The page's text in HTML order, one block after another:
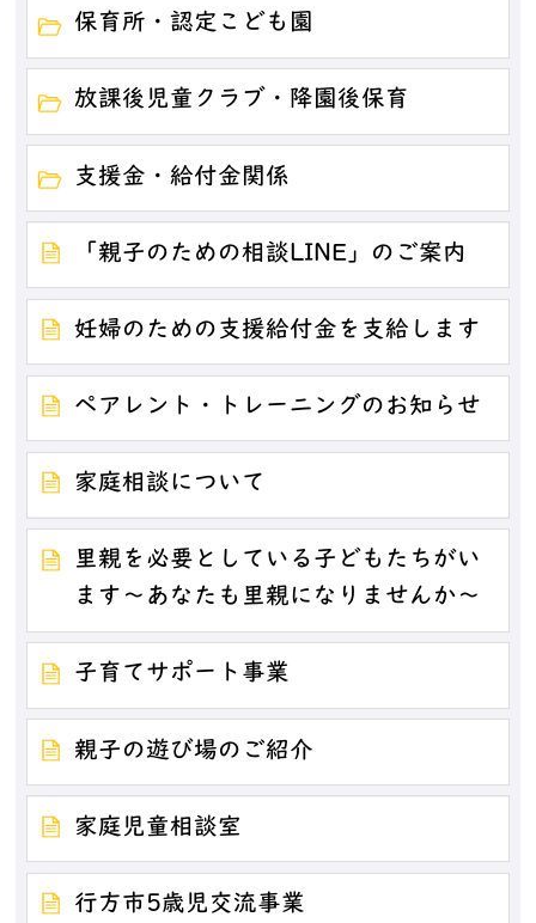
保育所・認定こども園
放課後児童クラブ・降園後保育
支援金・給付金関係
「親子のための相談LINE」のご案内
妊婦のための支援給付金を支給します
ペアレント・トレーニングのお知らせ
家庭相談について
里親を必要としている子どもたちがい
ます～あなたも里親になりませんか～
子育てサポート事業
親子の遊び場のご紹介
家庭児童相談室
行方市5歳児交流事業